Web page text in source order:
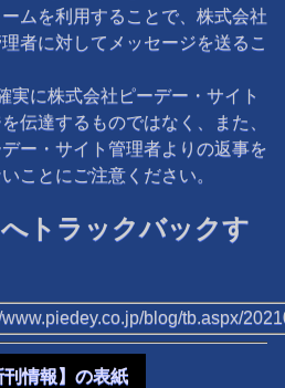
ムを利用することで、株式会社
者に対してメッセージを送るこ
実に株式会社ピーデー・サイト
伝達するものではなく、また、
ー・サイト管理者よりの返事を
ことにご注意ください。
トラックバックす
www.piedey.co.jp/blog/tb.aspx/
刊情報】の表紙